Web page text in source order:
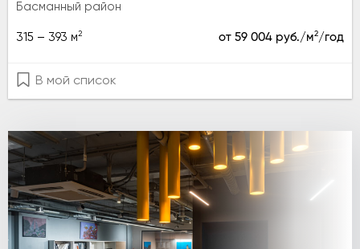
Басманный район
315 – 393 м2 от 59 004 руб./м2/год
В мой список